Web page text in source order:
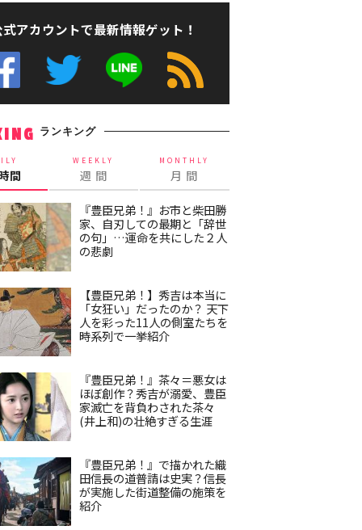
アカウントで最新情報ゲット！
ランキング
間
WEEKLY
週 間
MONTHLY
月 間
『豊臣兄弟！』お市と柴田勝
家、自刃しての最期と「辞世
の句」…運命を共にした２人
の悲劇
【豊臣兄弟！】秀吉は本当に
「女狂い」だったのか？ 天下
人を彩った11人の側室たちを
時系列で一挙紹介
『豊臣兄弟！』茶々＝悪女は
ほぼ創作？秀吉が溺愛、豊臣
家滅亡を背負わされた茶々
(井上和)の壮絶すぎる生涯
『豊臣兄弟！』で描かれた織
田信長の道普請は史実？信長
が実施した街道整備の施策を
紹介